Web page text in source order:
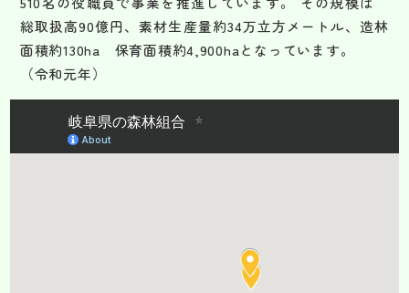
総取扱高90億円、素材生産量約34万立方メートル、造林
面積約130ha 保育面積約4,900haとなっています。
（令和元年）